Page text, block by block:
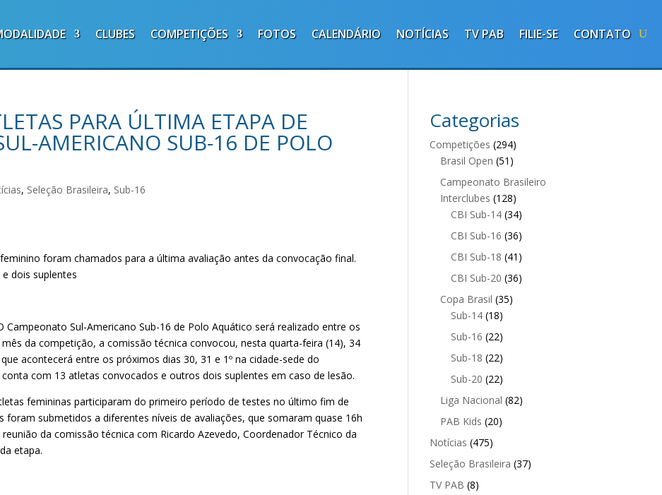
CLUBES COMPETIÇÕES FOTOS CALENDÁRIO NOTÍCIAS TV PAB FILIE-SE CONTATO
PARA ÚLTIMA ETAPA DE
AMERICANO SUB-16 DE POLO
, Seleção Brasileira, Sub-16
foram chamados para a última avaliação antes da convocação final.
dois suplentes
Campeonato Sul-Americano Sub-16 de Polo Aquático será realizado entre os
da competição, a comissão técnica convocou, nesta quarta-feira (14), 34
acontecerá entre os próximos dias 30, 31 e 1º na cidade-sede do
com 13 atletas convocados e outros dois suplentes em caso de lesão.
femininas participaram do primeiro período de testes no último fim de
foram submetidos a diferentes níveis de avaliações, que somaram quase 16h
da comissão técnica com Ricardo Azevedo, Coordenador Técnico da
etapa.
Categorias
Competições (294)
Brasil Open (51)
Campeonato Brasileiro
Interclubes (128)
CBI Sub-14 (34)
CBI Sub-16 (36)
CBI Sub-18 (41)
CBI Sub-20 (36)
Copa Brasil (35)
Sub-14 (18)
Sub-16 (22)
Sub-18 (22)
Sub-20 (22)
Liga Nacional (82)
PAB Kids (20)
Notícias (475)
Seleção Brasileira (37)
TV PAB (8)